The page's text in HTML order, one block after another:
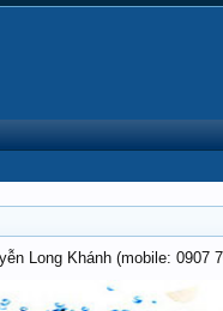
Long Khánh (mobile: